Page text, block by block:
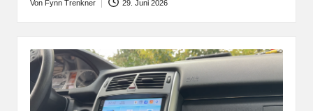
Posted
Von Fynn Trenkner 29. Juni 2026